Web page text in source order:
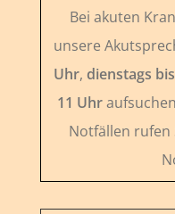
Bei akuten
unsere
Uhr, dienstags
11 Uhr
Notfällen rufen